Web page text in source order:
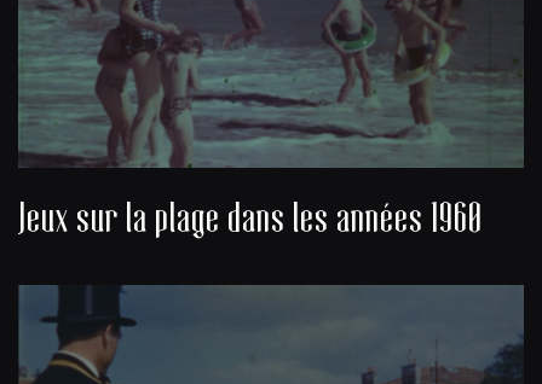
Jeux sur la plage dans les années 1960